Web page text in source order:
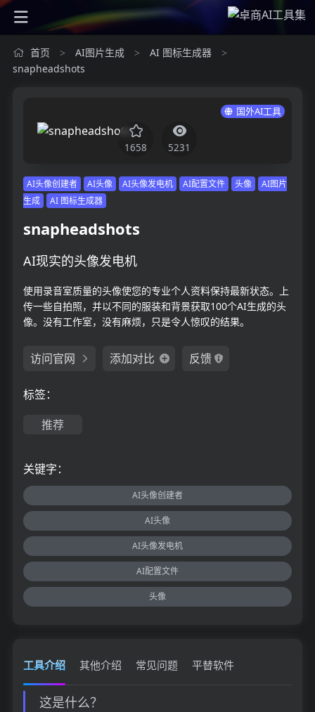
首页 > AI图片生成 > AI 图标生成器 >
snapheadshots
国外AI工具
1658 5231
AI头像创建者 AI头像 AI头像发电机 AI配置文件 头像
AI图片
生成
AI 图标生成器
snapheadshots
AI现实的头像发电机
使用录音室质量的头像使您的专业个人资料保持最新状态。上
传一些自拍照，并以不同的服装和背景获取100个AI生成的头
像。没有工作室，没有麻烦，只是令人惊叹的结果。
访问官网 添加对比 反馈
标签：
推荐
关键字：
AI头像创建者
AI头像
AI头像发电机
AI配置文件
头像
工具介绍 其他介绍 常见问题 平替软件
这是什么？